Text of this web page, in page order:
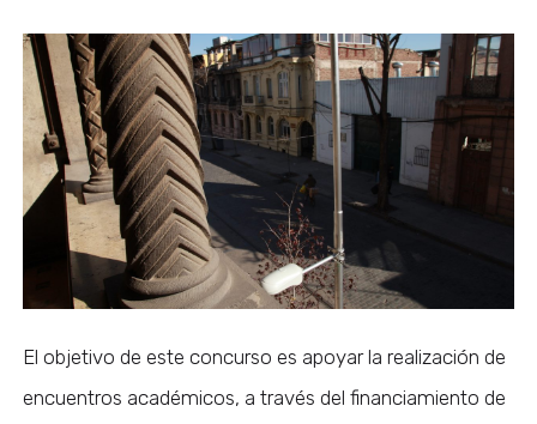
El objetivo de este concurso es apoyar la realización de
encuentros académicos, a través del financiamiento de